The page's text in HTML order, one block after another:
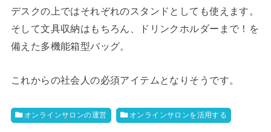
デスクの上ではそれぞれのスタンドとしても使えます。
そして文具収納はもちろん、ドリンクホルダーまで！を
備えた多機能箱型バッグ。
これからの社会人の必須アイテムとなりそうです。
オンラインサロンの運営 オンラインサロンを活用する